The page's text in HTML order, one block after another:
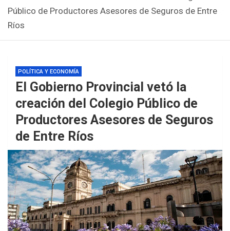
Público de Productores Asesores de Seguros de Entre
Ríos
POLÍTICA Y ECONOMÍA
El Gobierno Provincial vetó la
creación del Colegio Público de
Productores Asesores de Seguros
de Entre Ríos